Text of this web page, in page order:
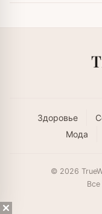
Здоровье
Мода
© 2026